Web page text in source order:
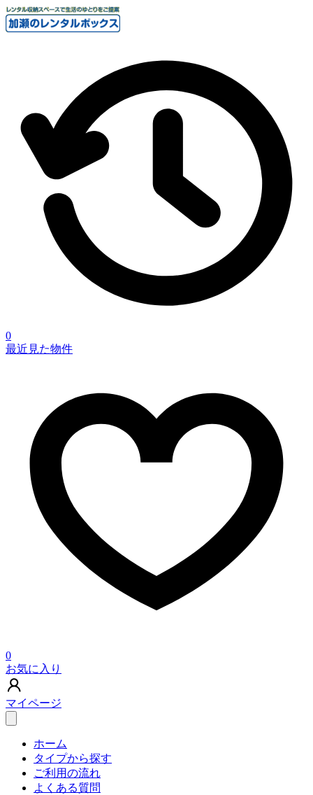
0
最近見た物件
0
お気に入り
マイページ
ホーム
タイプから探す
ご利用の流れ
よくある質問